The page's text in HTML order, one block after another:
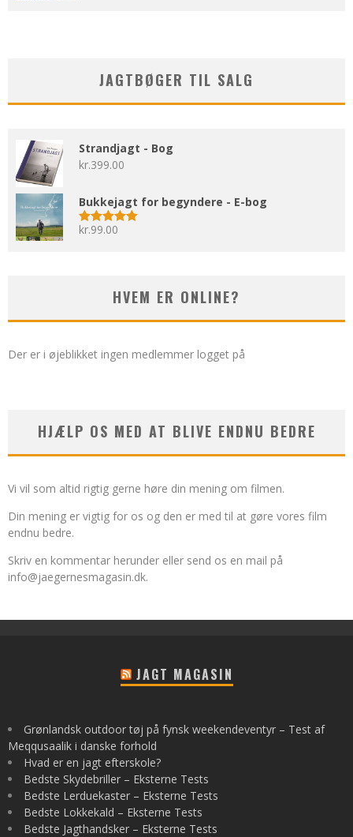
JAGTBØGER TIL SALG
Strandjagt - Bog
kr.399.00
Bukkejagt for begyndere - E-bog
Vurderet
kr.99.00
HVEM ER ONLINE?
Der er i øjeblikket ingen medlemmer logget på
HJÆLP OS MED AT BLIVE ENDNU BEDRE
Vi vil som altid rigtig gerne høre din mening om filmen.
Din mening er vigtig for os og den er med til at gøre vores film
endnu bedre.
Skriv en kommentar herunder eller send os en mail på
info@jaegernesmagasin.dk.
JAGT MAGASIN
Grønlandsk outdoor tøj på fynsk weekendeventyr – Test af
Meqqusaalik i danske forhold
Hvad er en jagt efterskole?
Bedste Skydebriller – Eksterne Tests
Bedste Lerduekaster – Eksterne Tests
Bedste Lokkekald – Eksterne Tests
Bedste Jagthandsker – Eksterne Tests